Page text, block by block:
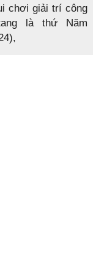
chơi giải trí công
là thứ Năm